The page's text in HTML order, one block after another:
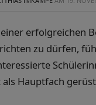
erfolgreichen
zu dürfen,
als Hauptfach